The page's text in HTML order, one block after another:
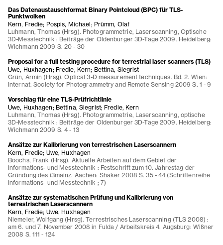
Das Datenaustauschformat Binary Pointcloud (BPC) für TLS-
Punktwolken
Kern, Fredie; Pospis, Michael; Prümm, Olaf
Luhmann, Thomas (Hrsg). Photogrammetrie, Laserscanning, Optische
3D-Messtechnik : Beiträge der Oldenburger 3D-Tage 2009. Heidelberg:
Wichmann 2009 S. 20 - 30
Proposal for a full testing procedure for terrestrial laser scanners (TLS)
Uwe, Huxhagen; Fredie, Kern; Bettina, Siegrist
Grün, Armin (Hrsg). Optical 3-D measurement techniques. Bd. 2. Wien:
Internat. Society for Photogrammetry and Remote Sensing 2009 S. 1 - 9
Vorschlag für eine TLS-Prüfrichtlinie
Uwe, Huxhagen; Bettina, Siegrist; Fredie, Kern
Luhmann, Thomas (Hrsg). Photogrammetrie, Laserscanning, optische
3D-Messtechnik : Beiträge der Oldenburger 3D-Tage 2009. Heidelberg:
Wichmann 2009 S. 4 - 13
Ansätze zur Kalibrierung von terrestrischen Laserscannern
Kern, Fredie; Uwe, Huxhagen
Boochs, Frank (Hrsg). Aktuelle Arbeiten auf dem Gebiet der
Informations- und Messtechnik : Festschrift zum 10. Jahrestag der
Gründung des i3mainz. Aachen: Shaker 2008 S. 35 - 44 (Schriftenreihe
Informations- und Messtechnik ; 7)
Ansätze zur systematischen Prüfung und Kalibrierung von
terrestrischen Laserscannern
Kern, Fredie; Uwe, Huxhagen
Niemeier, Wolfgang (Hrsg). Terrestrisches Laserscanning (TLS 2008) :
am 6. und 7. November 2008 in Fulda / Arbeitskreis 4. Augsburg: Wißner
2008 S. 111 - 124